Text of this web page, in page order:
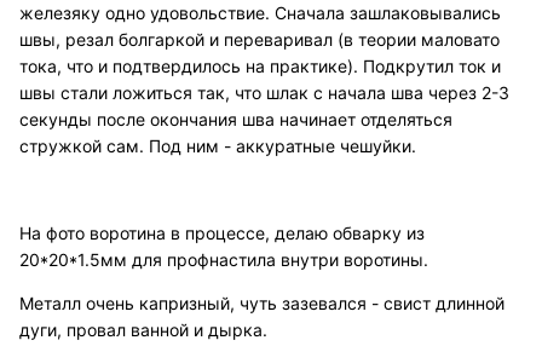
железяку одно удовольствие. Сначала зашлаковывались
швы, резал болгаркой и переваривал (в теории маловато
тока, что и подтвердилось на практике). Подкрутил ток и
швы стали ложиться так, что шлак с начала шва через 2-3
секунды после окончания шва начинает отделяться
стружкой сам. Под ним - аккуратные чешуйки.
На фото воротина в процессе, делаю обварку из
20*20*1.5мм для профнастила внутри воротины.
Металл очень капризный, чуть зазевался - свист длинной
дуги, провал ванной и дырка.